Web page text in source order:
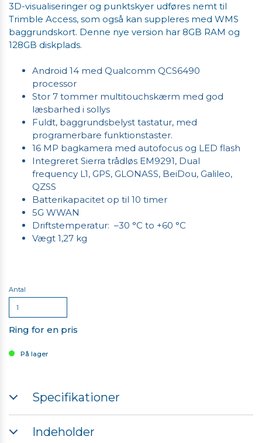
3D-visualiseringer og punktskyer udføres nemt til
Trimble Access, som også kan suppleres med WMS
baggrundskort. Denne nye version har 8GB RAM og
128GB diskplads.
Android 14 med Qualcomm QCS6490
processor
Stor 7 tommer multitouchskærm med god
læsbarhed i sollys
Fuldt, baggrundsbelyst tastatur, med
programerbare funktionstaster.
16 MP bagkamera med autofocus og LED flash
Integreret Sierra trådløs EM9291, Dual
frequency L1, GPS, GLONASS, BeiDou, Galileo,
QZSS
Batterikapacitet op til 10 timer
5G WWAN
Driftstemperatur: –30 °C to +60 °C
Vægt 1,27 kg
Antal
Ring for en pris
På lager
Specifikationer
Hukommelse: 8 GB RAM
Indeholder